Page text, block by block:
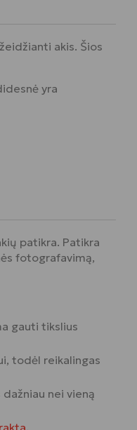
akis. Šios
yra
patikra. Patikra
fotografavimą,
gauti tikslius
todėl reikalingas
nei vieną
.